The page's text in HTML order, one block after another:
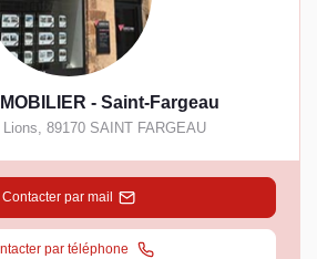
- Saint-Fargeau
89170 SAINT FARGEAU
Contacter par mail
par téléphone